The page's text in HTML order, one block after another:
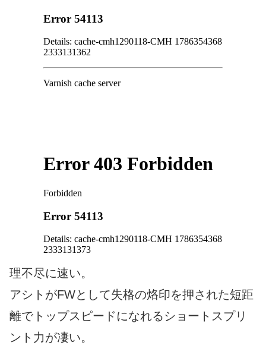
理不尽に速い。
アシトがFWとして失格の烙印を押された短距
離でトップスピードになれるショートスプリ
ント力が凄い。